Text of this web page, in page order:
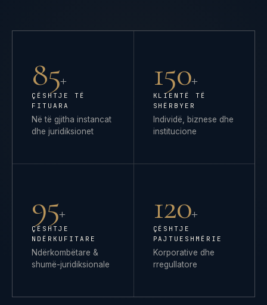
85+
ÇËSHTJE TË
FITUARA
Në të gjitha instancat
dhe juridiksionet
150+
KLIENTË TË
SHËRBYER
Individë, biznese dhe
institucione
95+
ÇËSHTJE
NDËRKUFITARE
Ndërkombëtare &
shumë-juridiksionale
120+
ÇËSHTJE
PAJTUESHMËRIE
Korporative dhe
rregullatore